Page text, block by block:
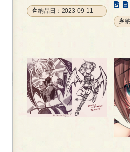
の
イ
の
ペ
ー
ジ
納品日：2023-09-11